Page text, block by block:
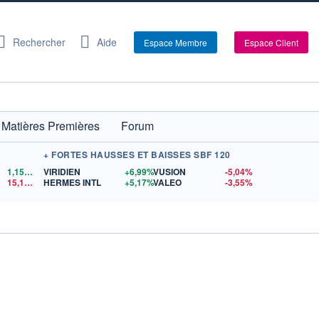
Rechercher Aide Espace Membre Espace Client
Matières Premières Forum
1,1522
$US
15,15$US
+ FORTES HAUSSES ET BAISSES SBF 120
VIRIDIEN
+6,99%
HERMES INTL
+5,17%
VUSION
-5,04%
VALEO
-3,55%